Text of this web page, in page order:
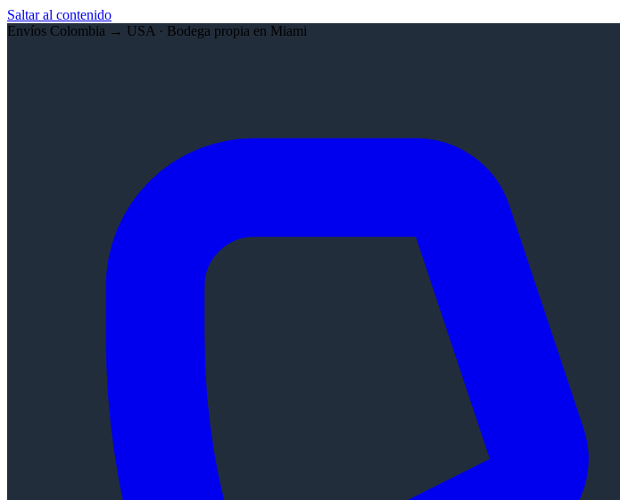
Saltar al contenido
Envíos Colombia → USA · Bodega propia en Miami